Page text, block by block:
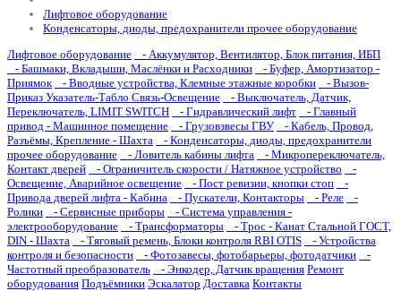
Лифтовое оборудование
Конденсаторы, диоды, предохранители прочее оборудование
Лифтовое оборудование
- Аккумулятор, Вентилятор, Блок питания, ИБП
- Башмаки, Вкладыши, Маслёнки и Расходники
- Буфер, Амортизатор -
Приямок
- Вводные устройства, Клемные этажные коробки
- Вызов-
Приказ Указатель-Табло Связь-Освещение
- Выключатель, Датчик,
Переключатель, LIMIT SWITCH
- Гидравлический лифт
- Главный
привод - Машинное помещение
- Грузовзвесы ГВУ
- Кабель, Провод,
Разъёмы, Крепление - Шахта
- Конденсаторы, диоды, предохранители
прочее оборудование
- Ловитель кабины лифта
- Микропереключатель,
Контакт дверей
- Ограничитель скорости / Натяжное устройство
-
Освещение, Аварийное освещение
- Пост ревизии, кнопки стоп
-
Привода дверей лифта - Кабина
- Пускатели, Контакторы - Реле
-
Ролики
- Сервисные приборы
- Система управления -
электрооборудование
- Трансформаторы
- Трос - Канат Стальной ГОСТ,
DIN - Шахта
- Тяговый ремень, Блоки контроля RBI OTIS
- Устройства
контроля и безопасности
- Фотозавесы, фотобарьеры, фотодатчики
-
Частотный преобразователь
- Энкодер, Датчик вращения Ремонт
оборудования Подъёмники Эскалатор Доставка Контакты